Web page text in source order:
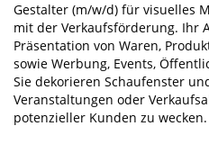
Gestalter (m/w/d) für visuelles
mit der Verkaufsförderung. Ihr
Präsentation von Waren,
sowie Werbung, Events,
Sie dekorieren Schaufenster
Veranstal­tungen oder
potenzieller Kunden zu wecken.